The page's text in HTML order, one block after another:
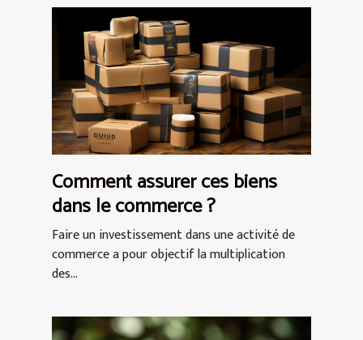
Comment assurer ces biens
dans le commerce ?
Faire un investissement dans une activité de
commerce a pour objectif la multiplication
des...